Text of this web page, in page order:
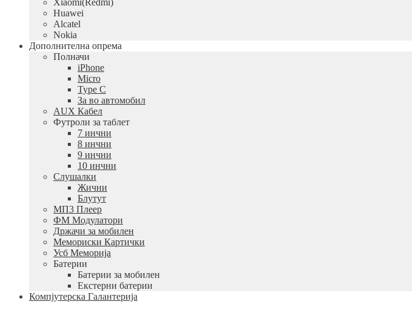
Huawei
Alcatel
Nokia
Дополнителна опрема
Полначи
iPhone
Micro
Type C
За во автомобил
AUX Кабел
Футроли за таблет
7 инчни
8 инчни
9 инчни
10 инчни
Слушалки
Жични
Блутут
МП3 Плеер
ФМ Модулатори
Држачи за мобилен
Мемориски Картички
Усб Меморија
Батерии
Батерии за мобилен
Екстерни батерии
Компјутерска Галантерија